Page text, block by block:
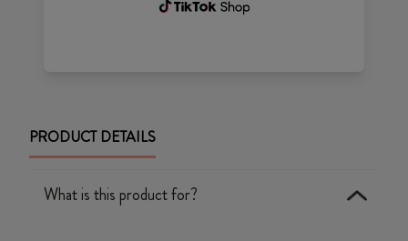
PRODUCT DETAILS
What is this product for?